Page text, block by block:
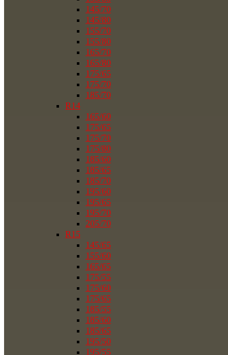
145/70
145/80
155/70
155/80
165/70
165/80
175/65
175/70
185/70
R14
165/60
175/65
175/70
175/80
185/60
185/65
185/70
195/60
195/65
195/70
205/70
R15
145/65
155/60
165/65
175/55
175/60
175/65
185/55
185/60
185/65
195/50
195/55